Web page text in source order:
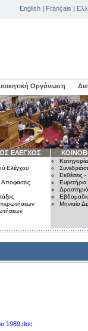
English | Français |
Οργάνωση
ΕΛΕΓΧΟΣ
Ελέγχου
Αποφάσεις
Εκθέσεις
Μηνιαίο
1989.doc